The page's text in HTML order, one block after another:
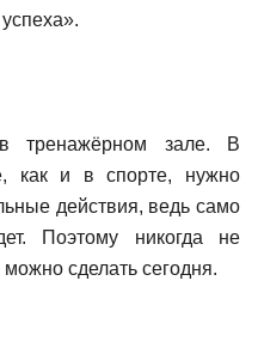
тренажёрном зале. В
как и в спорте, нужно
действия, ведь само
Поэтому никогда не
сделать сегодня.